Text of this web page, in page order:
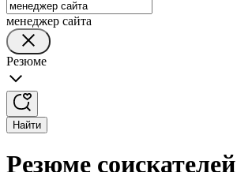
менеджер сайта
Резюме
Найти
Резюме